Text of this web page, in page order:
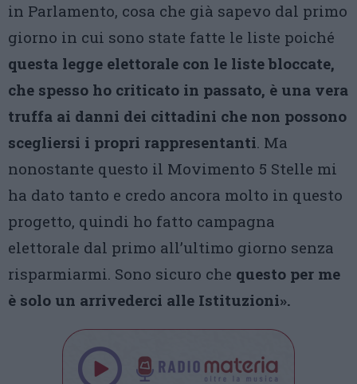
in Parlamento, cosa che già sapevo dal primo
giorno in cui sono state fatte le liste poiché
questa legge elettorale con le liste bloccate,
che spesso ho criticato in passato, è una vera
truffa ai danni dei cittadini che non possono
scegliersi i propri rappresentanti. Ma
nonostante questo il Movimento 5 Stelle mi
ha dato tanto e credo ancora molto in questo
progetto, quindi ho fatto campagna
elettorale dal primo all’ultimo giorno senza
risparmiarmi. Sono sicuro che questo per me
è solo un arrivederci alle Istituzioni».